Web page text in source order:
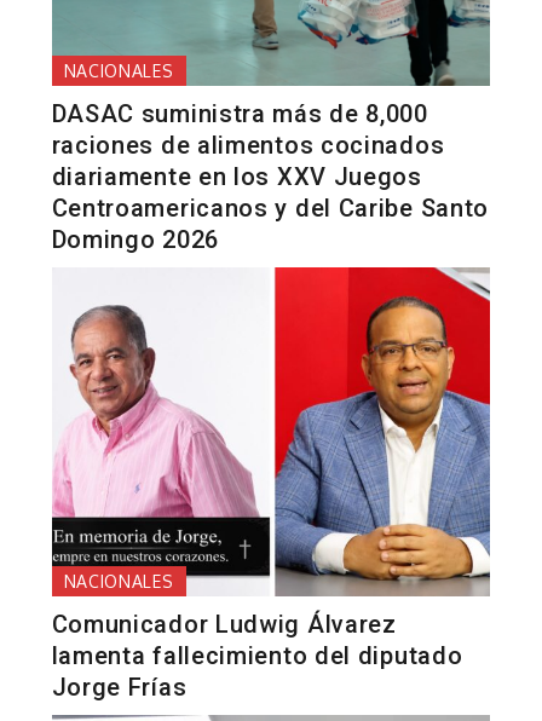
NACIONALES
DASAC suministra más de 8,000
raciones de alimentos cocinados
diariamente en los XXV Juegos
Centroamericanos y del Caribe Santo
Domingo 2026
NACIONALES
Comunicador Ludwig Álvarez
lamenta fallecimiento del diputado
Jorge Frías